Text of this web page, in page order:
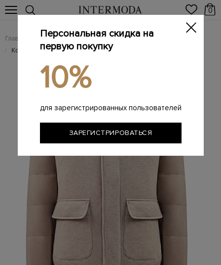
0
Главная Мужчинам / Одежда / Куртки
/ Комбинированный бомбер из хлопка, кашемира и нейлона
Персональная скидка на
первую покупку
10%
для зарегистрированных пользователей
ЗАРЕГИСТРИРОВАТЬСЯ